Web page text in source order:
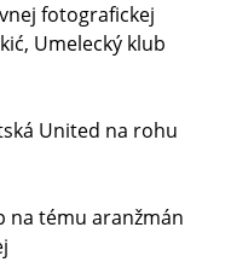
fotografickej
Umelecký klub
United na rohu
na tému aranžmán